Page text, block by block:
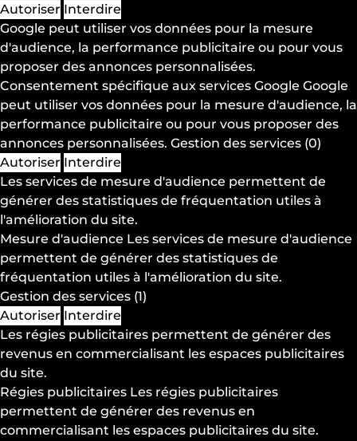
Autoriser Interdire
Google peut utiliser vos données pour la mesure
d'audience, la performance publicitaire ou pour vous
proposer des annonces personnalisées.
Consentement spécifique aux services Google Google
peut utiliser vos données pour la mesure d'audience, la
performance publicitaire ou pour vous proposer des
annonces personnalisées. Gestion des services (0)
Autoriser Interdire
Les services de mesure d'audience permettent de
générer des statistiques de fréquentation utiles à
l'amélioration du site.
Mesure d'audience Les services de mesure d'audience
permettent de générer des statistiques de
fréquentation utiles à l'amélioration du site.
Gestion des services (1)
Autoriser Interdire
Les régies publicitaires permettent de générer des
revenus en commercialisant les espaces publicitaires
du site.
Régies publicitaires Les régies publicitaires
permettent de générer des revenus en
commercialisant les espaces publicitaires du site.